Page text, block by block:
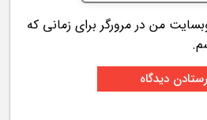
من در مرورگر برای زمانی که